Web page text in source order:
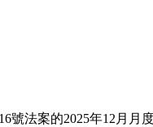
號法案的2025年12月